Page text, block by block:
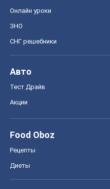
Онлайн уроки
ЗНО
СНГ решебники
Авто
Тест Драйв
Акции
Food Oboz
Рецепты
Диеты